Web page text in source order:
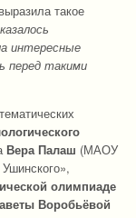
такое
интересные
перед такими
Вера Палаш (МАОУ
олимпиаде
Воробьёвой